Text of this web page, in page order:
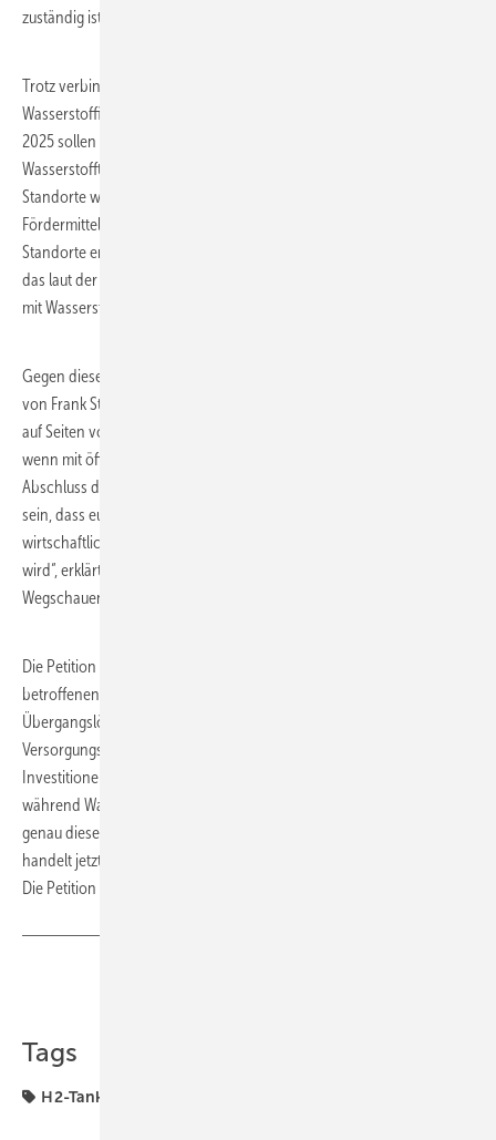
zuständig ist, steht noch aus.
Trotz verbindlicher EU-Vorgaben zum Ausbau der
Wasserstoffinfrastruktur droht in Deutschland ein Rückbau: Bis Ende
2025 sollen bundesweit 36 öffentlich zugängliche
Wasserstofftankstellen außer Betrieb genommen werden. Viele dieser
Standorte wurden erst vor wenigen Jahren mit europäischen
Fördermitteln errichtet. Die geplanten Schließungen betreffen auch
Standorte entlang des transeuropäischen Verkehrsnetzes (TEN-V),
das laut der europäischen AFIR-Verordnung bis 2030 flächendeckend
mit Wasserstofftankstellen ausgestattet sein muss.
Gegen diesen Rückbau richtet sich eine bundesweite Petition, initiiert
von Frank Stuckstedte aus Rheda-Wiedenbrück. Er kritisiert, dass sich
auf Seiten von EU-Förderung und Bund niemand verantwortlich fühlt,
wenn mit öffentlichen Geldern errichtete H2-Tankstellen nach
Abschluss der Förderperiode geschlossen werden. „Es kann nicht
sein, dass europäisch geförderte Infrastruktur am Ende allein der
wirtschaftlichen Entscheidung eines einzelnen Betreibers überlassen
wird“, erklärt Stuckstedte. „Hier braucht es politische Steuerung – nicht
Wegschauen.“
Die Petition fordert ein sofortiges Moratorium für die Stilllegung der
betroffenen Tankstellen, Transparenz über Förderbedingungen sowie
Übergangslösungen wie Betreiberwechsel. Ziel sei es,
Versorgungslücken zu vermeiden und irreversible Verluste öffentlicher
Investitionen zu verhindern. „Die Infrastruktur wird abgebaut,
während Wasserstofffahrzeuge weiterentwickelt werden und auf
genau diese Versorgung angewiesen sind“, so Stuckstedte. „Wer
handelt jetzt – und wer übernimmt Verantwortung?“
Die Petition kann online unter openpetition.de unterstützt werden.
Tags
H2-Tankstellen